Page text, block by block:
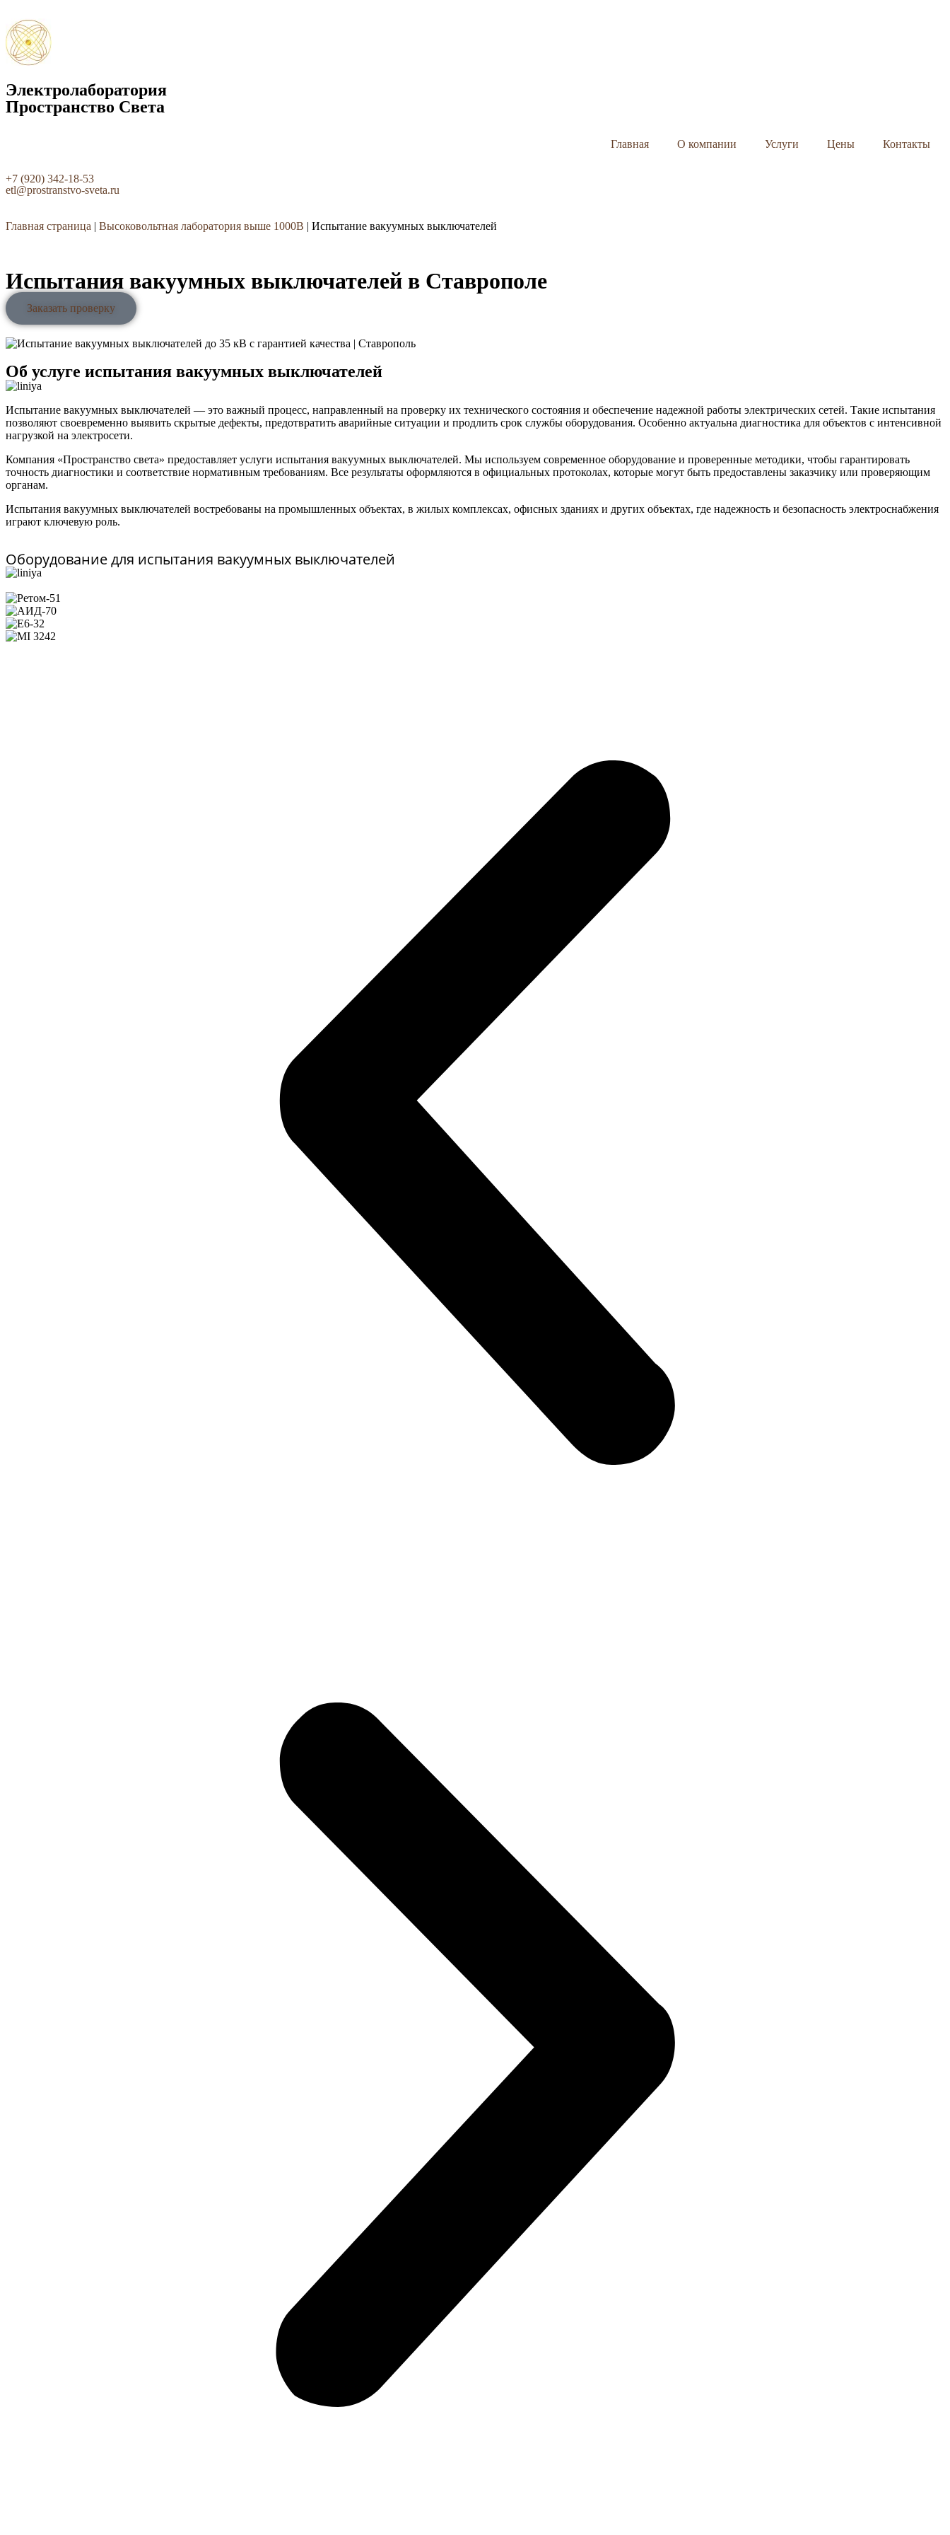
Электролаборатория
Пространство Света
Главная О компании Услуги Цены Контакты
+7 (920) 342-18-53
etl@prostranstvo-sveta.ru
Главная страница | Высоковольтная лаборатория выше 1000В | Испытание вакуумных выключателей
Испытания вакуумных выключателей в Ставрополе
Заказать проверку
Об услуге испытания вакуумных выключателей
Испытание вакуумных выключателей — это важный процесс, направленный на проверку их технического состояния и обеспечение надежной работы электрических сетей. Такие испытания
позволяют своевременно выявить скрытые дефекты, предотвратить аварийные ситуации и продлить срок службы оборудования. Особенно актуальна диагностика для объектов с интенсивной
нагрузкой на электросети.
Компания «Пространство света» предоставляет услуги испытания вакуумных выключателей. Мы используем современное оборудование и проверенные методики, чтобы гарантировать
точность диагностики и соответствие нормативным требованиям. Все результаты оформляются в официальных протоколах, которые могут быть предоставлены заказчику или проверяющим
органам.
Испытания вакуумных выключателей востребованы на промышленных объектах, в жилых комплексах, офисных зданиях и других объектах, где надежность и безопасность электроснабжения
играют ключевую роль.
Оборудование для испытания вакуумных выключателей